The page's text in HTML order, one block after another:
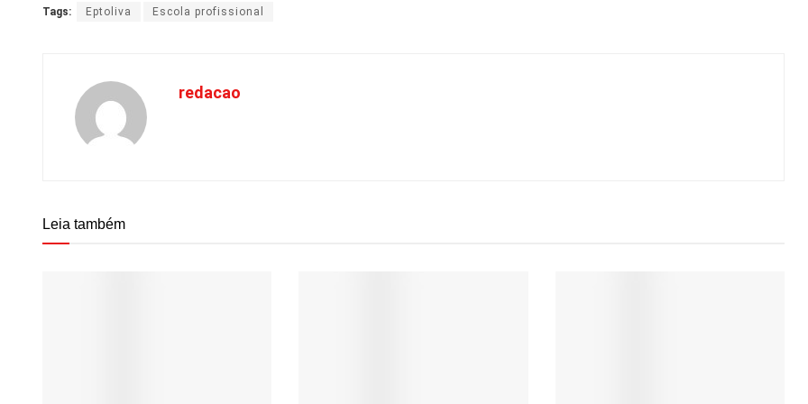
Tags: Eptoliva Escola profissional
redacao
Leia também